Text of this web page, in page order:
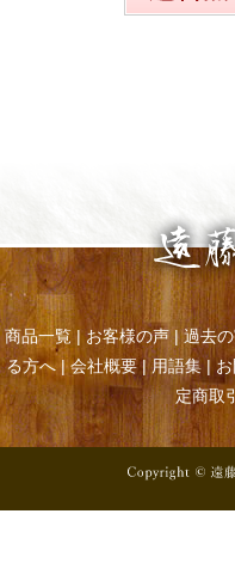
商品一覧 |お客様の声|過去
る方へ |会社概要|用語集|
定商取